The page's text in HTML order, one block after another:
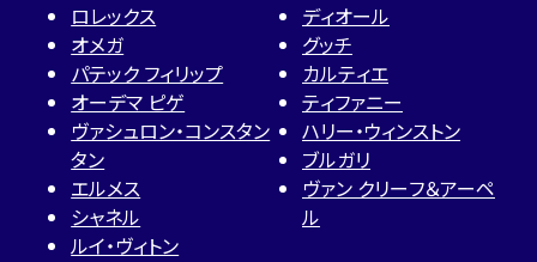
ロレックス
オメガ
パテック フィリップ
オーデマ ピゲ
ヴァシュロン・コンスタン
タン
エルメス
シャネル
ルイ・ヴィトン
ディオール
グッチ
カルティエ
ティファニー
ハリー・ウィンストン
ブルガリ
ヴァン クリーフ＆アーペ
ル